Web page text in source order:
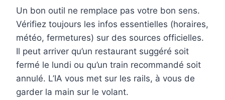
Un bon outil ne remplace pas votre bon sens.
Vérifiez toujours les infos essentielles (horaires,
météo, fermetures) sur des sources officielles.
Il peut arriver qu’un restaurant suggéré soit
fermé le lundi ou qu’un train recommandé soit
annulé. L’IA vous met sur les rails, à vous de
garder la main sur le volant.